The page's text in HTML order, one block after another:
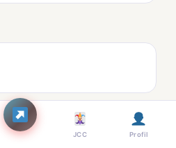
JCC Profil